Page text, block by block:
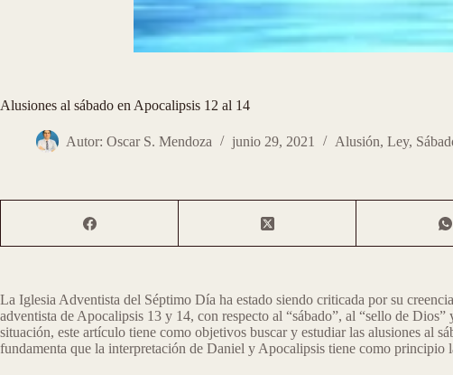
Alusiones al sábado en Apocalipsis 12 al 14
Autor: Oscar S. Mendoza junio 29, 2021 Alusión, Ley,
La Iglesia Adventista del Séptimo Día ha estado siendo criticada por su
adventista de Apocalipsis 13 y 14, con respecto al “sábado”, al “sello de
situación, este artículo tiene como objetivos buscar y estudiar las alusiones al
fundamenta que la interpretación de Daniel y Apocalipsis tiene como principio